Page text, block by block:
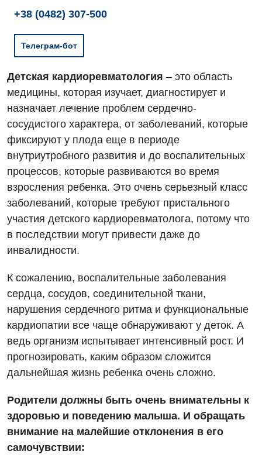
Вакансии
Мероприятия БПР
Программа лояльности
Отзывы
Видео
Диагностика
Инструментальная диагностика
Магнитно-резонансная томография
Нейросонография
Рентгенография
УЗИ
Гинекологическое отделение
Диагностическое отделение
Дневной стационар
Онкологическое отделение
Отдел госпитализации
Отделение кардиососудистой патологии и неврологии
Декларирование
Лечение острого инфаркта
+38 (0482) 307-500
Телеграм-бот
Детская кардиоревматология – это область
медицины, которая изучает, диагностирует и
назначает лечение проблем сердечно-
сосудистого характера, от заболеваний, которые
фиксируют у плода еще в периоде
внутриутробного развития и до воспалительных
процессов, которые развиваются во время
взросления ребенка. Это очень серьезный класс
заболеваний, которые требуют пристального
участия детского кардиоревматолога, потому что
в последствии могут привести даже до
инвалидности.
К сожалению, воспалительные заболевания
сердца, сосудов, соединительной ткани,
нарушения сердечного ритма и функциональные
кардиопатии все чаще обнаруживают у деток. А
ведь организм испытывает интенсивный рост. И
прогнозировать, каким образом сложится
дальнейшая жизнь ребенка очень сложно.
Родители должны быть очень внимательны к
здоровью и поведению малыша. И обращать
внимание на малейшие отклонения в его
самочувствии: